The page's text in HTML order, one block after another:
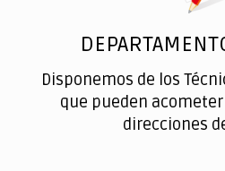
Disponemos de los
que pueden
direcciones